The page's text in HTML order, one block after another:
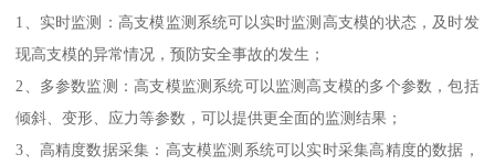
1、实时监测：高支模监测系统可以实时监测高支模的状态，及时发
现高支模的异常情况，预防安全事故的发生；
2、多参数监测：高支模监测系统可以监测高支模的多个参数，包括
倾斜、变形、应力等参数，可以提供更全面的监测结果；
3、高精度数据采集：高支模监测系统可以实时采集高精度的数据，